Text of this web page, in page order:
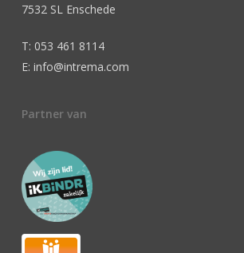
7532 SL Enschede
T: 053 461 8114
E: info@intrema.com
Partner van